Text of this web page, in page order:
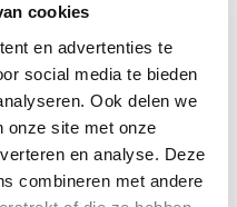
cookies
en advertenties te
social media te bieden
Ook delen we
onze site met onze
en analyse. Deze
combineren met andere
is mogelijk
te
van
kunnen niet
genomen.
kunnen